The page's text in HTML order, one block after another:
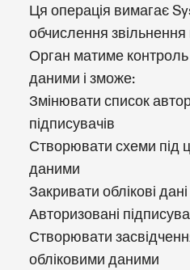
Ця операція вимагає
обчислення звільнення
Орган матиме
даними і зможе:
Змінювати список
підписувачів
Створювати схеми під
даними
Закривати облікові дані
Авторизовані
Створювати
обліковими даними